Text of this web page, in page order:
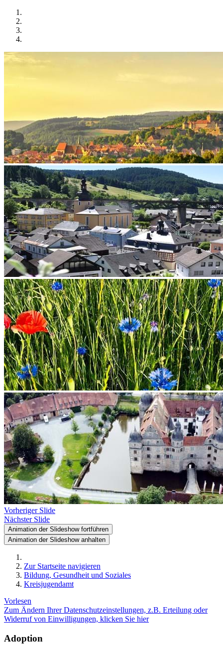
Vorheriger Slide
Nächster Slide
Animation der Slideshow fortführen
Animation der Slideshow anhalten
Zur Startseite navigieren
Bildung, Gesundheit und Soziales
Kreisjugendamt
Vorlesen
Zum Ändern Ihrer Datenschutzeinstellungen, z.B. Erteilung oder
Widerruf von Einwilligungen, klicken Sie hier
Adoption